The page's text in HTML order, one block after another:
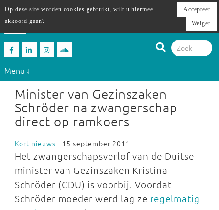
Menu ↓
Minister van Gezinszaken
Schröder na zwangerschap
direct op ramkoers
Kort nieuws - 15 september 2011
Het zwangerschapsverlof van de Duitse
minister van Gezinszaken Kristina
Schröder (CDU) is voorbij. Voordat
Schröder moeder werd lag ze regelmatig
Op deze site worden cookies gebruikt, wilt u hiermee
akkoord gaan?
Accepteer
Weiger